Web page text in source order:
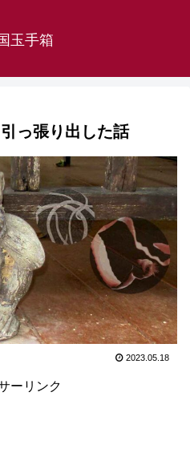
玉手箱
っ張り出した話
2023.05.18
ーリンク